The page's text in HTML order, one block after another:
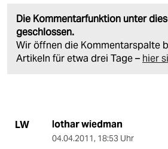
Die Kommentarfunktion unter
geschlossen.
Wir öffnen die Kommentarspalte
Artikeln für etwa drei Tage – hier
LW lothar wiedman
04.04.2011, 18:53 Uhr